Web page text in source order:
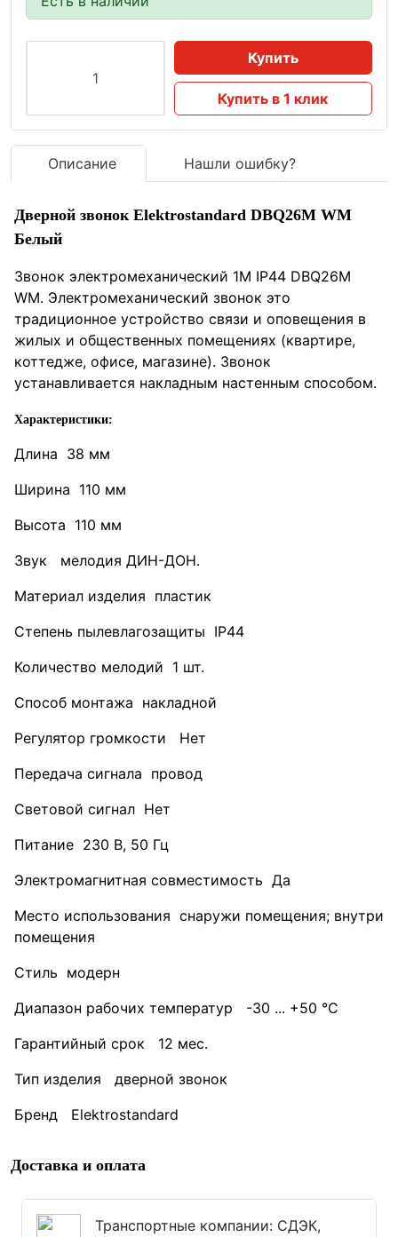
Купить
Купить в 1 клик
Описание Нашли ошибку?
Дверной звонок Elektrostandard DBQ26M WM
Белый
Звонок электромеханический 1M IP44 DBQ26M
WM. Электромеханический звонок это
традиционное устройство связи и оповещения в
жилых и общественных помещениях (квартире,
коттедже, офисе, магазине). Звонок
устанавливается накладным настенным способом.
Характеристики:
Длина 38 мм
Ширина 110 мм
Высота 110 мм
Звук мелодия ДИН-ДОН.
Материал изделия пластик
Степень пылевлагозащиты IP44
Количество мелодий 1 шт.
Способ монтажа накладной
Регулятор громкости Нет
Передача сигнала провод
Световой сигнал Нет
Питание 230 В, 50 Гц
Электромагнитная совместимость Да
Место использования снаружи помещения; внутри
помещения
Стиль модерн
Диапазон рабочих температур -30 ... +50 °C
Гарантийный срок 12 мес.
Тип изделия дверной звонок
Бренд Elektrostandard
Доставка и оплата
Транспортные компании: СДЭК,